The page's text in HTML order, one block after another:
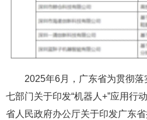
2025年6月，广东省为贯彻
七部门关于印发“机器人+”应用行
省人民政府办公厅关于印发广东